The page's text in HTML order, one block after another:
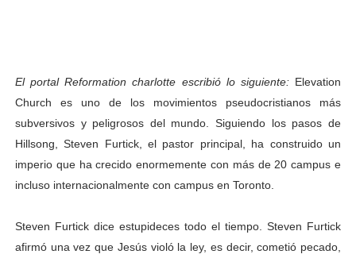
El portal Reformation charlotte escribió lo siguiente:Elevation
Church es uno de los movimientos pseudocristianos más
subversivos y peligrosos del mundo. Siguiendo los pasos de
Hillsong, Steven Furtick, el pastor principal, ha construido un
imperio que ha crecido enormemente con más de 20 campus e
incluso internacionalmente con campus en Toronto.
Steven Furtick dice estupideces todo el tiempo. Steven Furtick
afirmó una vez que Jesús violó la ley, es decir, cometió pecado,